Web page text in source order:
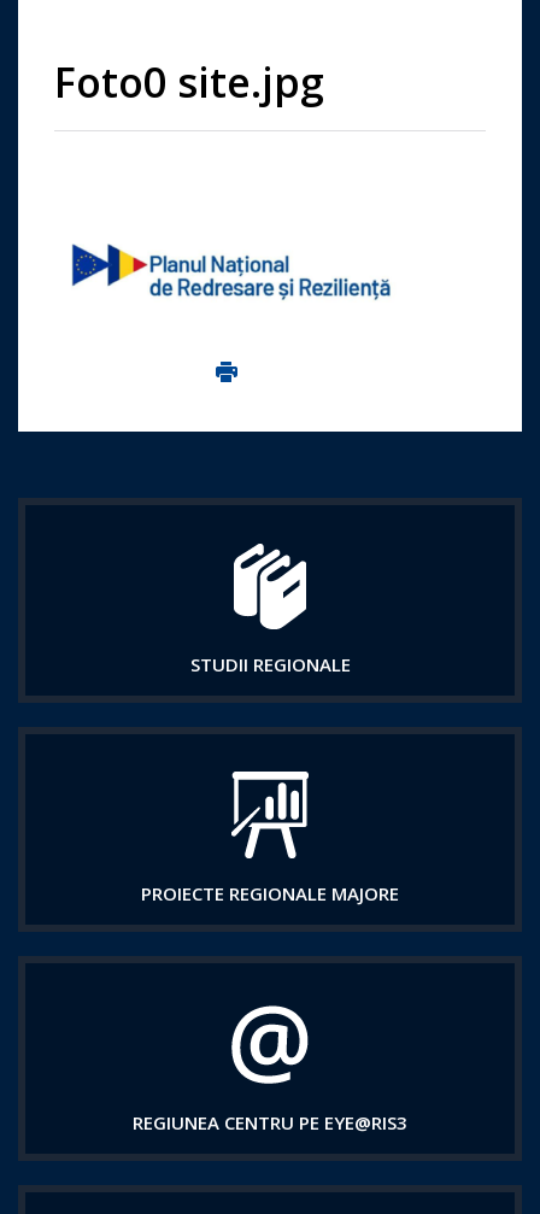
Foto0 site.jpg
Imprima aceasta pagina
STUDII REGIONALE
PROIECTE REGIONALE MAJORE
REGIUNEA CENTRU PE EYE@RIS3